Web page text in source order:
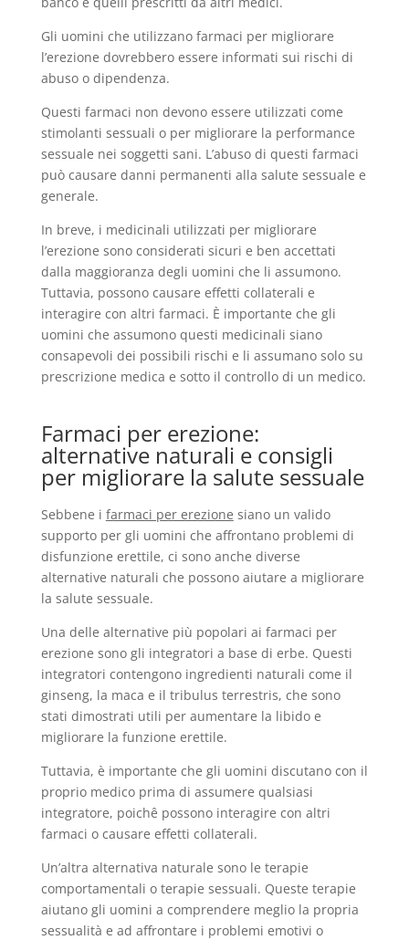
Gli uomini che utilizzano farmaci per migliorare
l’erezione dovrebbero essere informati sui rischi di
abuso o dipendenza.
Questi farmaci non devono essere utilizzati come
stimolanti sessuali o per migliorare la performance
sessuale nei soggetti sani. L’abuso di questi farmaci
può causare danni permanenti alla salute sessuale e
generale.
In breve, i medicinali utilizzati per migliorare
l’erezione sono considerati sicuri e ben accettati
dalla maggioranza degli uomini che li assumono.
Tuttavia, possono causare effetti collaterali e
interagire con altri farmaci. È importante che gli
uomini che assumono questi medicinali siano
consapevoli dei possibili rischi e li assumano solo su
prescrizione medica e sotto il controllo di un medico.
Farmaci per erezione:
alternative naturali e consigli
per migliorare la salute sessuale
Sebbene i farmaci per erezione siano un valido
supporto per gli uomini che affrontano problemi di
disfunzione erettile, ci sono anche diverse
alternative naturali che possono aiutare a migliorare
la salute sessuale.
Una delle alternative più popolari ai farmaci per
erezione sono gli integratori a base di erbe. Questi
integratori contengono ingredienti naturali come il
ginseng, la maca e il tribulus terrestris, che sono
stati dimostrati utili per aumentare la libido e
migliorare la funzione erettile.
Tuttavia, è importante che gli uomini discutano con il
proprio medico prima di assumere qualsiasi
integratore, poichê possono interagire con altri
farmaci o causare effetti collaterali.
Un’altra alternativa naturale sono le terapie
comportamentali o terapie sessuali. Queste terapie
aiutano gli uomini a comprendere meglio la propria
sessualità e ad affrontare i problemi emotivi o